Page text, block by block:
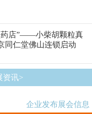
药店”——小柴胡颗粒真
同仁堂佛山连锁启动
资讯>
企业发布展会信息